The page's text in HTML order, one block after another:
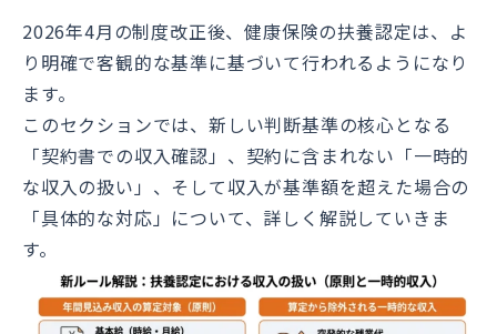
2026年4月の制度改正後、健康保険の扶養認定は、よ
り明確で客観的な基準に基づいて行われるようになり
ます。
このセクションでは、新しい判断基準の核心となる
「契約書での収入確認」、契約に含まれない「一時的
な収入の扱い」、そして収入が基準額を超えた場合の
「具体的な対応」について、詳しく解説していきま
す。